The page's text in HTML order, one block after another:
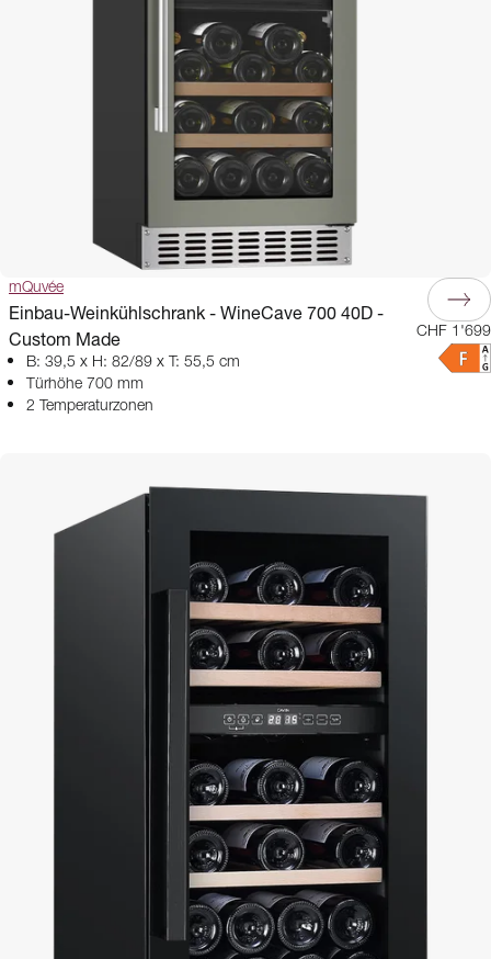
mQuvée
Einbau-Weinkühlschrank - WineCave 700 40D -
Custom Made
B: 39,5 x H: 82/89 x T: 55,5 cm
Türhöhe 700 mm
2 Temperaturzonen
CHF 1'699